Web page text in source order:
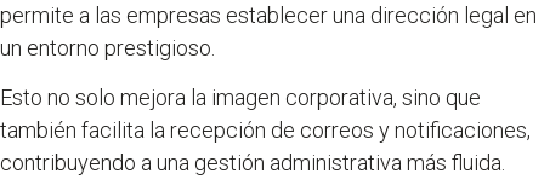
permite a las empresas establecer una dirección legal en
un entorno prestigioso.
Esto no solo mejora la imagen corporativa, sino que
también facilita la recepción de correos y notificaciones,
contribuyendo a una gestión administrativa más fluida.